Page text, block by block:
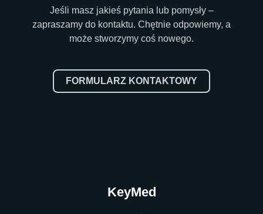
Jeśli masz jakieś pytania lub pomysły –
zapraszamy do kontaktu. Chętnie odpowiemy, a
może stworzymy coś nowego.
FORMULARZ KONTAKTOWY
KeyMed